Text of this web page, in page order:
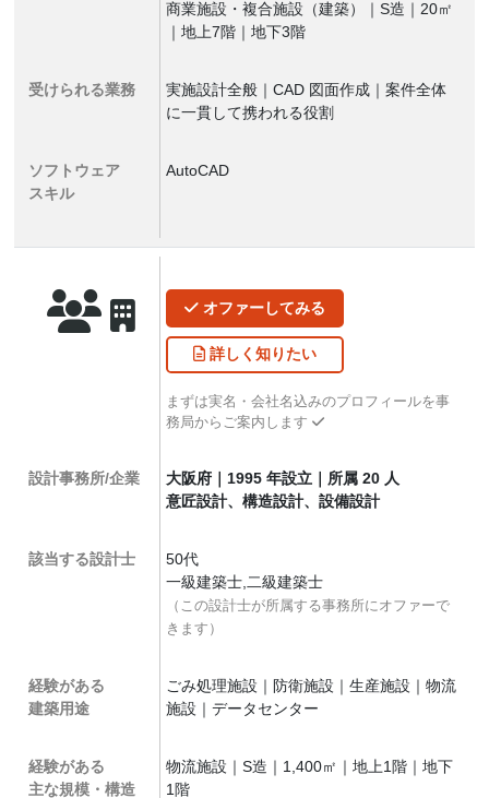
商業施設・複合施設（建築）｜S造｜20㎡
｜地上7階｜地下3階
受けられる業務
実施設計全般｜CAD 図面作成｜案件全体
に一貫して携われる役割
ソフトウェア
スキル
AutoCAD
オファーしてみる
詳しく知りたい
まずは実名・会社名込みのプロフィールを事
務局からご案内します
設計事務所/企業
大阪府｜1995 年設立｜所属 20 人
意匠設計、構造設計、設備設計
該当する設計士
50代
一級建築士,二級建築士
（この設計士が所属する事務所にオファーで
きます）
経験がある
建築用途
ごみ処理施設｜防衛施設｜生産施設｜物流
施設｜データセンター
経験がある
主な規模・構造
物流施設｜S造｜1,400㎡｜地上1階｜地下
1階